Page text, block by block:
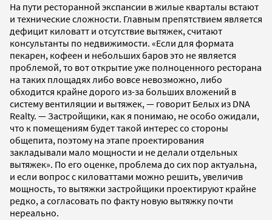
На пути ресторанной экспансии в жилые кварталы встают
и технические сложности. Главным препятствием является
дефицит киловатт и отсутствие вытяжек, считают
консультанты по недвижимости. «Если для формата
пекарен, кофеен и небольших баров это не является
проблемой, то вот открытие уже полноценного ресторана
на таких площадях либо вовсе невозможно, либо
обходится крайне дорого из-за больших вложений в
систему вентиляции и вытяжек, — говорит Белых из DNA
Realty. — Застройщики, как я понимаю, не особо ожидали,
что к помещениям будет такой интерес со стороны
общепита, поэтому на этапе проектирования
закладывали мало мощности и не делали отдельных
вытяжек». По его оценке, проблема до сих пор актуальна,
и если вопрос с киловаттами можно решить, увеличив
мощность, то вытяжки застройщики проектируют крайне
редко, а согласовать по факту новую вытяжку почти
нереально.